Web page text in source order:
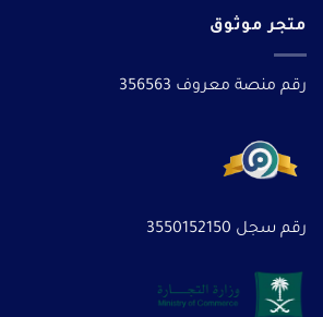
متجر موثوق
رقم منصة معروف 356563
رقم سجل 3550152150